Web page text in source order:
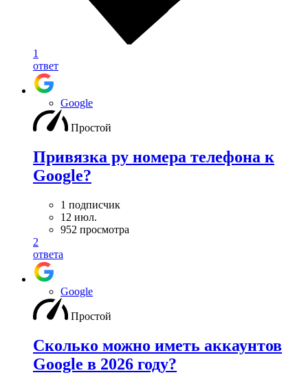
1
ответ
Google
Простой
Привязка ру номера телефона к
Google?
1 подписчик
12 июл.
952 просмотра
2
ответа
Google
Простой
Сколько можно иметь аккаунтов
Google в 2026 году?